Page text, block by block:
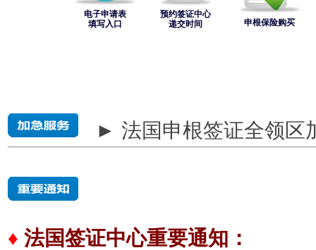
电子申请表
填写入口
预约签证中心
递交时间
申根保险购买
► 法国申根签证全领区
♦ 法国签证中心重要通知：